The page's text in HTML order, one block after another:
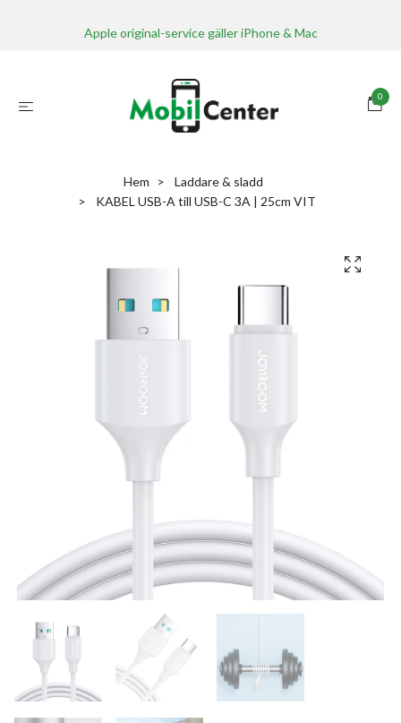
Apple original-service gäller iPhone & Mac
0
Hem
Laddare & sladd
KABEL USB-A till USB-C 3A | 25cm VIT